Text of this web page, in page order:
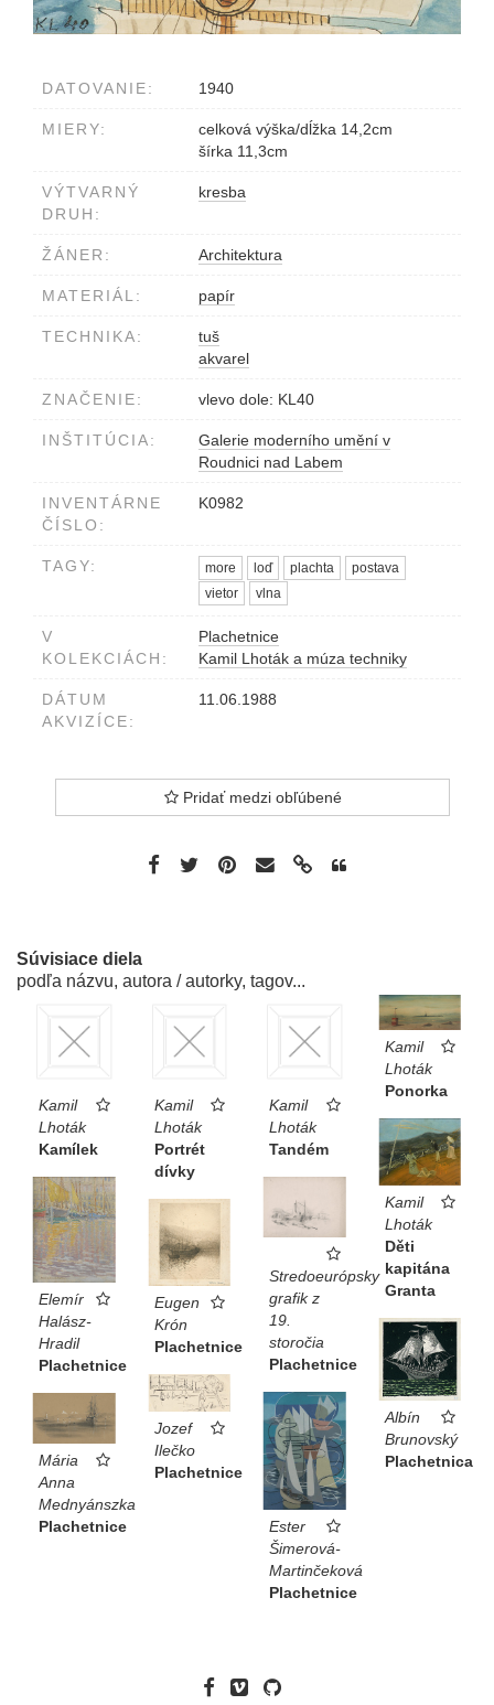
DATOVANIE: 1940
MIERY:
celková výška/dĺžka 14,2cm
šírka 11,3cm
VÝTVARNÝ
DRUH:
kresba
ŽÁNER: Architektura
MATERIÁL: papír
TECHNIKA:
tuš
akvarel
ZNAČENIE: vlevo dole: KL40
INŠTITÚCIA:
Galerie moderního umění v
Roudnici nad Labem
INVENTÁRNE
ČÍSLO:
K0982
TAGY: more loď plachta
postava
vietor
vlna
V
KOLEKCIÁCH:
Plachetnice
Kamil Lhoták a múza techniky
DÁTUM
AKVIZÍCE:
11.06.1988
Pridať medzi obľúbené
Súvisiace diela
podľa názvu, autora / autorky, tagov...
Kamil
Lhoták
Kamílek
Kamil
Lhoták
Portrét
dívky
Kamil
Lhoták
Tandém
Kamil
Lhoták
Ponorka
Kamil
Lhoták
Děti
kapitána
Granta
Elemír
Halász-
Hradil
Plachetnice
Stredoeurópsky
grafik z
19.
storočia
Plachetnice
Eugen
Krón
Plachetnice
Albín
Brunovský
Plachetnica
Jozef
Ilečko
Plachetnice
Ester
Šimerová-
Martinčeková
Plachetnice
Mária
Anna
Mednyánszka
Plachetnice